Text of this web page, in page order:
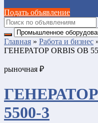
Подать объявление
Главная » Работа и бизнес
ГЕНЕРАТОР ORBIS OB
рыночная ₽
ГЕНЕРАТОР
5500-3